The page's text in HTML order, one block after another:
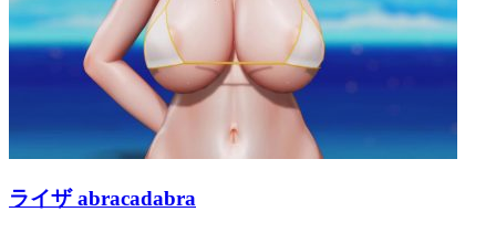
ライザ abracadabra